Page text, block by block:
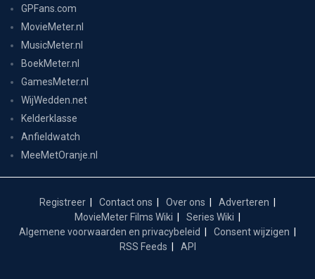
GPFans.com
MovieMeter.nl
MusicMeter.nl
BoekMeter.nl
GamesMeter.nl
WijWedden.net
Kelderklasse
Anfieldwatch
MeeMetOranje.nl
Registreer Contact ons Over ons
Adverteren
MovieMeter Films Wiki
Series Wiki
Algemene voorwaarden en privacybeleid
Consent wijzigen
RSS Feeds
API